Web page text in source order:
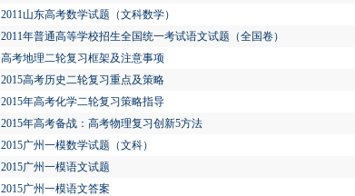
2011山东高考数学试题（文科数学）
2011年普通高等学校招生全国统一考试语文试题（全国卷）
高考地理二轮复习框架及注意事项
2015高考历史二轮复习重点及策略
2015年高考化学二轮复习策略指导
2015年高考备战：高考物理复习创新5方法
2015广州一模数学试题（文科）
2015广州一模语文试题
2015广州一模语文答案